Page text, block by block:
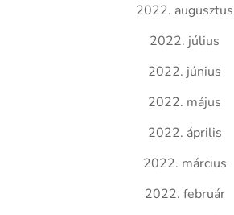
2022. augusztus
2022. július
2022. június
2022. május
2022. április
2022. március
2022. február